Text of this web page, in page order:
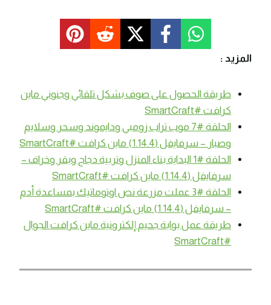
المزيد :
طريقة الحصول على صوف بشكل تلقائي وجنوني ماين
كرافت #SmartCraft
الحلقة #7 موب تراب زومبي ودايموند وسحر وسلايم
وصبار – سرفايفل (1.14.4) ماين كرافت #SmartCraft
الحلقة #1 البداية بناء المنزل وتربية دجاج وبقر وخراف –
سرفايفل (1.14.4) ماين كرافت #SmartCraft
الحلقة #3 عملت مزرعة نص اوتوماتيك بمساعدة أدم
– سرفايفل (1.14.4) ماين كرافت #SmartCraft
طريقة عمل بوابة جحيم إلكترونية ماين كرافت الجوال
#SmartCraft